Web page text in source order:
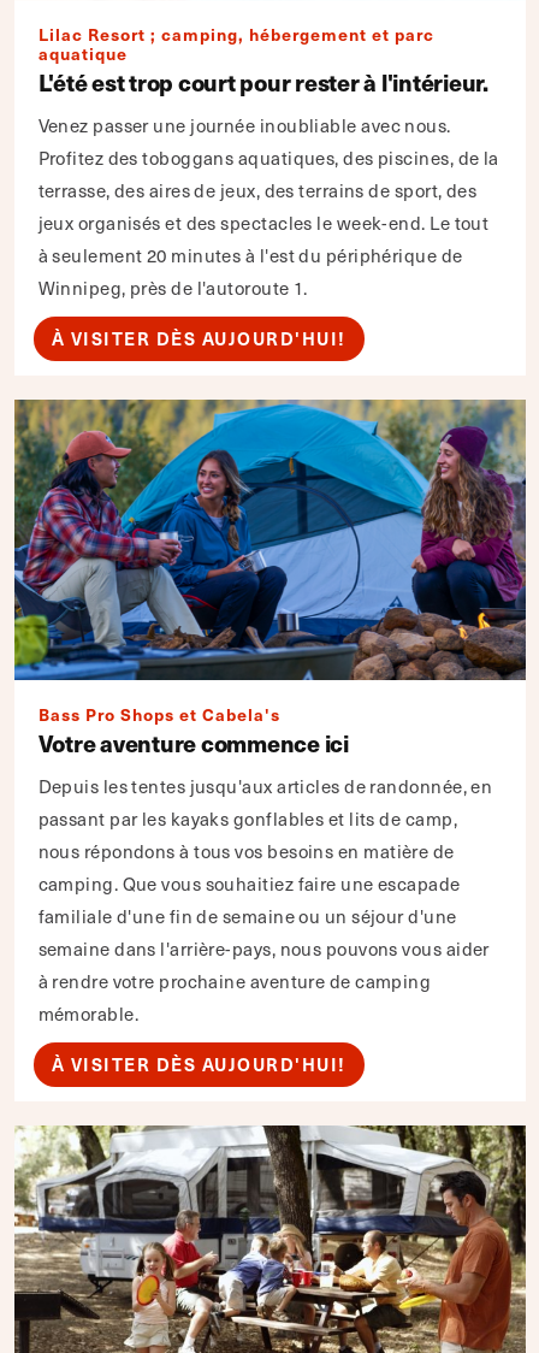
Lilac Resort ; camping, hébergement et parc
aquatique
L'été est trop court pour rester à l'intérieur.
Venez passer une journée inoubliable avec nous.
Profitez des toboggans aquatiques, des piscines, de la
terrasse, des aires de jeux, des terrains de sport, des
jeux organisés et des spectacles le week-end. Le tout
à seulement 20 minutes à l'est du périphérique de
Winnipeg, près de l'autoroute 1.
À VISITER DÈS AUJOURD'HUI!
Bass Pro Shops et Cabela's
Votre aventure commence ici
Depuis les tentes jusqu'aux articles de randonnée, en
passant par les kayaks gonflables et lits de camp,
nous répondons à tous vos besoins en matière de
camping. Que vous souhaitiez faire une escapade
familiale d'une fin de semaine ou un séjour d'une
semaine dans l'arrière-pays, nous pouvons vous aider
à rendre votre prochaine aventure de camping
mémorable.
À VISITER DÈS AUJOURD'HUI!